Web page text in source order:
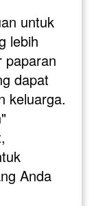
untuk
lebih
paparan
dapat
keluarga.
Anda